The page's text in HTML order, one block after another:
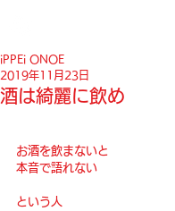
酒は綺麗に飲め
iPPEi ONOE
2019年11月23日
お酒を飲まないと
本音で語れない
という人